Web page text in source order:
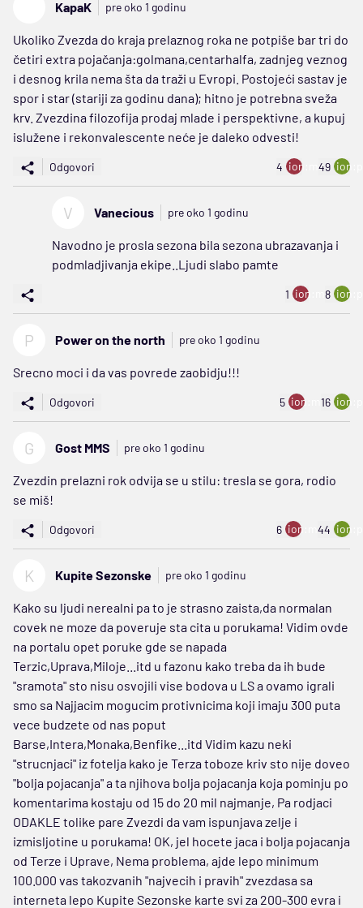
KapaK pre oko 1 godinu
Ukoliko Zvezda do kraja prelaznog roka ne potpiše bar tri do
četiri extra pojačanja:golmana,centarhalfa, zadnjeg veznog
i desnog krila nema šta da traži u Evropi. Postojeći sastav je
spor i star (stariji za godinu dana); hitno je potrebna sveža
krv. Zvezdina filozofija prodaj mlade i perspektivne, a kupuj
islužene i rekonvalescente neće je daleko odvesti!
Odgovori 4 ion:minus
49
V Vanecious pre oko 1 godinu
Navodno je prosla sezona bila sezona ubrazavanja i
podmladjivanja ekipe..Ljudi slabo pamte
1 ion:minus
8
P Power on the north pre oko 1 godinu
Srecno moci i da vas povrede zaobidju!!!
Odgovori 5 ion:minus
16
G Gost MMS pre oko 1 godinu
Zvezdin prelazni rok odvija se u stilu: tresla se gora, rodio
se miš!
Odgovori 6 ion:minus
44
K Kupite Sezonske pre oko 1 godinu
Kako su ljudi nerealni pa to je strasno zaista,da normalan
covek ne moze da poveruje sta cita u porukama! Vidim ovde
na portalu opet poruke gde se napada
Terzic,Uprava,Miloje...itd u fazonu kako treba da ih bude
"sramota" sto nisu osvojili vise bodova u LS a ovamo igrali
smo sa Najjacim mogucim protivnicima koji imaju 300 puta
vece budzete od nas poput
Barse,Intera,Monaka,Benfike...itd Vidim kazu neki
"strucnjaci" iz fotelja kako je Terza toboze kriv sto nije doveo
"bolja pojacanja" a ta njihova bolja pojacanja koja pominju po
komentarima kostaju od 15 do 20 mil najmanje, Pa rodjaci
ODAKLE tolike pare Zvezdi da vam ispunjava zelje i
izmisljotine u porukama! OK, jel hocete jaca i bolja pojacanja
od Terze i Uprave, Nema problema, ajde lepo minimum
100.000 vas takozvanih "najvecih i pravih" zvezdasa sa
interneta lepo Kupite Sezonske karte svi za 200-300 evra i